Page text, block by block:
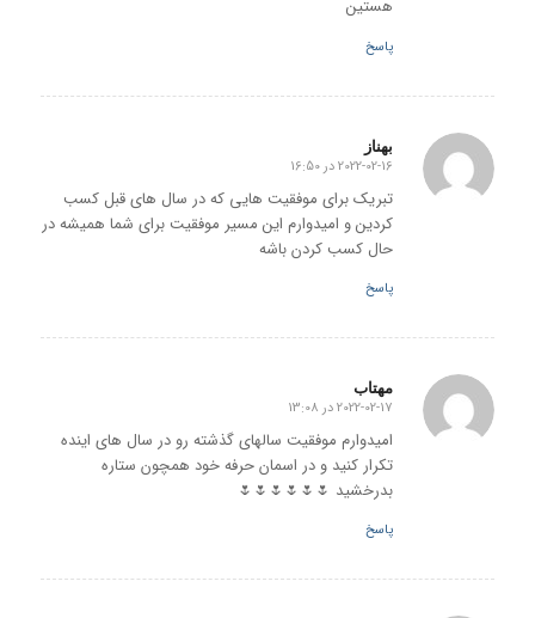
هستین
پاسخ
بهناز
گفته:
2022-02-16 در 16:50
تبریک برای موفقیت هایی که در سال های قبل کسب
کردین و امیدوارم این مسیر موفقیت برای شما همیشه در
حال کسب کردن باشه
پاسخ
مهتاب
گفته:
2022-02-17 در 13:08
امیدوارم موفقیت سالهای گذشته رو در سال های اینده
تکرار کنید و در اسمان حرفه خود همچون ستاره
بدرخشید 🌷🌷🌷🌷🌷🌷
پاسخ